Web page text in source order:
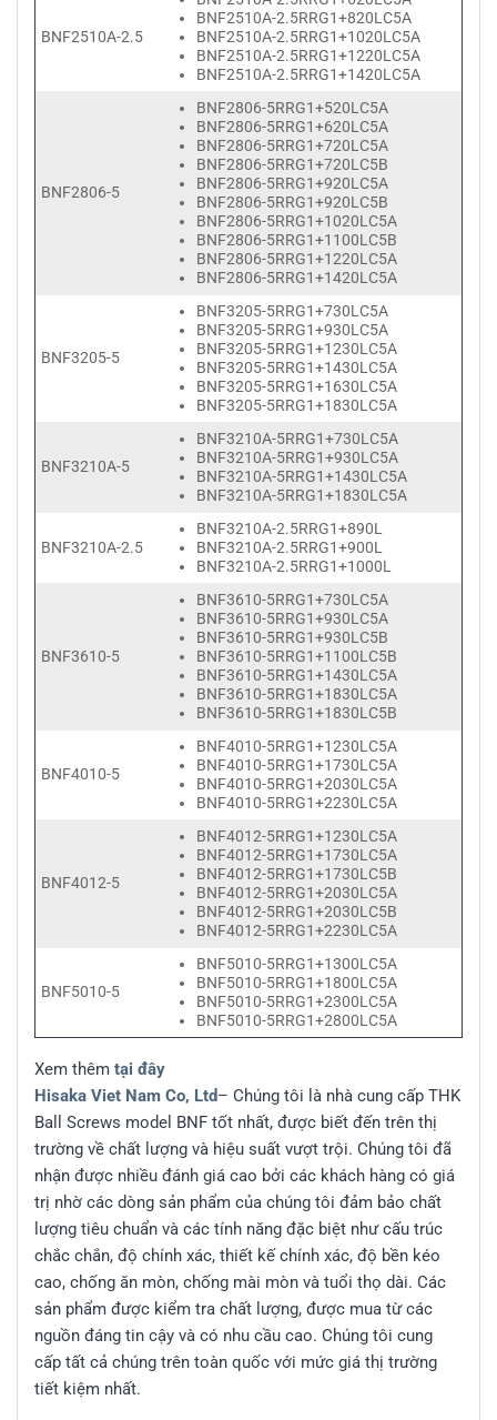
BNF2510A-2.5
BNF2510A-2.5RRG1+820LC5A
BNF2510A-2.5RRG1+1020LC5A
BNF2510A-2.5RRG1+1220LC5A
BNF2510A-2.5RRG1+1420LC5A
BNF2806-5
BNF2806-5RRG1+520LC5A
BNF2806-5RRG1+620LC5A
BNF2806-5RRG1+720LC5A
BNF2806-5RRG1+720LC5B
BNF2806-5RRG1+920LC5A
BNF2806-5RRG1+920LC5B
BNF2806-5RRG1+1020LC5A
BNF2806-5RRG1+1100LC5B
BNF2806-5RRG1+1220LC5A
BNF2806-5RRG1+1420LC5A
BNF3205-5
BNF3205-5RRG1+730LC5A
BNF3205-5RRG1+930LC5A
BNF3205-5RRG1+1230LC5A
BNF3205-5RRG1+1430LC5A
BNF3205-5RRG1+1630LC5A
BNF3205-5RRG1+1830LC5A
BNF3210A-5
BNF3210A-5RRG1+730LC5A
BNF3210A-5RRG1+930LC5A
BNF3210A-5RRG1+1430LC5A
BNF3210A-5RRG1+1830LC5A
BNF3210A-2.5
BNF3210A-2.5RRG1+890L
BNF3210A-2.5RRG1+900L
BNF3210A-2.5RRG1+1000L
BNF3610-5
BNF3610-5RRG1+730LC5A
BNF3610-5RRG1+930LC5A
BNF3610-5RRG1+930LC5B
BNF3610-5RRG1+1100LC5B
BNF3610-5RRG1+1430LC5A
BNF3610-5RRG1+1830LC5A
BNF3610-5RRG1+1830LC5B
BNF4010-5
BNF4010-5RRG1+1230LC5A
BNF4010-5RRG1+1730LC5A
BNF4010-5RRG1+2030LC5A
BNF4010-5RRG1+2230LC5A
BNF4012-5
BNF4012-5RRG1+1230LC5A
BNF4012-5RRG1+1730LC5A
BNF4012-5RRG1+1730LC5B
BNF4012-5RRG1+2030LC5A
BNF4012-5RRG1+2030LC5B
BNF4012-5RRG1+2230LC5A
BNF5010-5
BNF5010-5RRG1+1300LC5A
BNF5010-5RRG1+1800LC5A
BNF5010-5RRG1+2300LC5A
BNF5010-5RRG1+2800LC5A
Xem thêm tại đây
Hisaka Viet Nam Co, Ltd– Chúng tôi là nhà cung cấp THK
Ball Screws model BNF tốt nhất, được biết đến trên thị
trường về chất lượng và hiệu suất vượt trội. Chúng tôi đã
nhận được nhiều đánh giá cao bởi các khách hàng có giá
trị nhờ các dòng sản phẩm của chúng tôi đảm bảo chất
lượng tiêu chuẩn và các tính năng đặc biệt như cấu trúc
chắc chắn, độ chính xác, thiết kế chính xác, độ bền kéo
cao, chống ăn mòn, chống mài mòn và tuổi thọ dài. Các
sản phẩm được kiểm tra chất lượng, được mua từ các
nguồn đáng tin cậy và có nhu cầu cao. Chúng tôi cung
cấp tất cả chúng trên toàn quốc với mức giá thị trường
tiết kiệm nhất.